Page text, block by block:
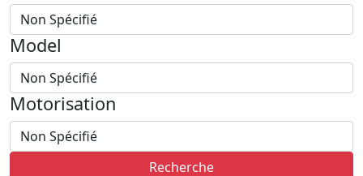
Model
Motorisation
Recherche